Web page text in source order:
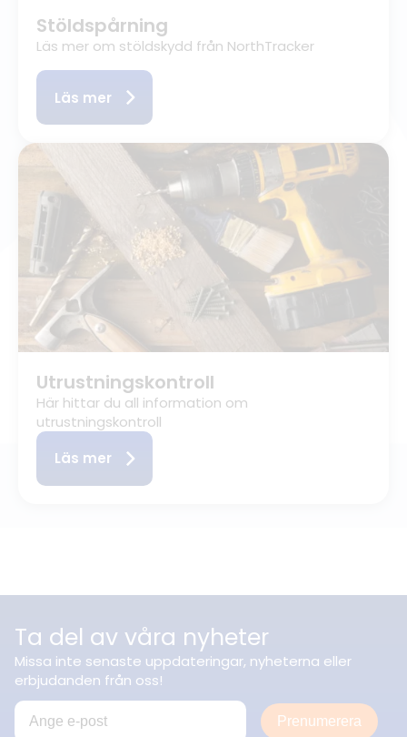
Stöldspårning
Läs mer om stöldskydd från NorthTracker
Läs mer
Utrustningskontroll
Här hittar du all information om
utrustningskontroll
Läs mer
Ta del av våra nyheter
Missa inte senaste uppdateringar, nyheterna eller
erbjudanden från oss!
Prenumerera